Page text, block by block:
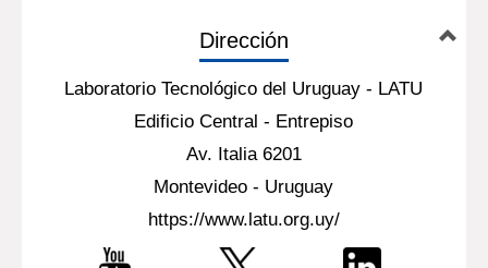
Dirección
Laboratorio Tecnológico del Uruguay - LATU
Edificio Central - Entrepiso
Av. Italia 6201
Montevideo - Uruguay
https://www.latu.org.uy/